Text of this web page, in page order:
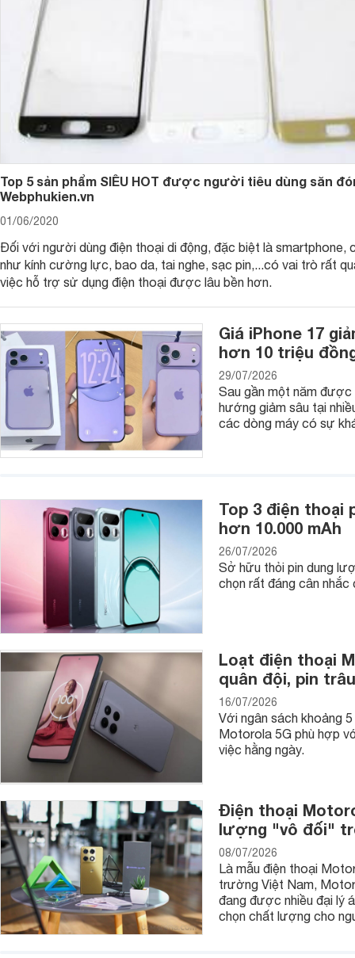
4. Chất liệu pha lê: Cái gọi là vỏ pha lê thực chất được làm
chắn, vỏ trong suốt như pha lê, rất được các chị em ưa
mỏng và dễ vỡ.
Có trách nhiệm bảo vệ vỏ điện thoại, điều quan trọng là
5. Chất liệu kim loại: Vỏ điện thoại bằng kim loại bền, chắc,
Hơn nữa, chất liệu kim loại có khả năng tản nhiệt tốt, vỏ
và không thể hạ nhiệt trong thời gian dài khi chơi điện
6. Chất liệu kính sapphire: Thực chất kính sapphire nên
không phải là kính, chất liệu này hiện nay chủ yếu được sử
cũng là chất liệu này. So với plexiglass thông thường, giá
7. Chất liệu tre, gỗ: Vỏ điện thoại chất liệu này có họa tiết,
thuật rất ưa chuộng. Nhưng phải chặt tre, gỗ để làm thì
Khi bạn chọn một chiếc ốp lưng cho điện thoại, cho dù bạn
trọng nhất là nó phải phù hợp với chiếc điện thoại của
nhất!
Top 5 sản phẩm SIÊU HOT được người tiêu dùng săn
Webphukien.vn
01/06/2020
Đối với người dùng điện thoại di động, đặc biệt là smartphone,
như kính cường lực, bao da, tai nghe, sạc pin,...có vai trò rất
việc hỗ trợ sử dụng điện thoại được lâu bền hơn.
Giá iPhone 17
hơn 10 triệu
29/07/2026
Sau gần một năm được
hướng giảm sâu tại
các dòng máy có sự
Top 3 điện thoại
hơn 10.000 mAh
26/07/2026
Sở hữu thỏi pin dung
chọn rất đáng cân
Loạt điện thoại
quân đội, pin
16/07/2026
Với ngân sách khoảng
Motorola 5G phù hợp
việc hằng ngày.
Điện thoại
lượng "vô đối"
08/07/2026
Là mẫu điện thoại
trường Việt Nam,
đang được nhiều đại lý
chọn chất lượng cho